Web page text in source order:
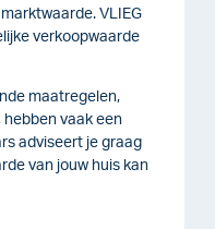
VLIEG
verkoopwaarde
maatregelen,
vaak een
adviseert je graag
van jouw huis kan